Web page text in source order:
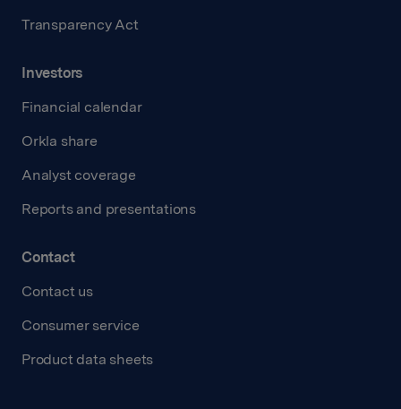
Transparency Act
Investors
Financial calendar
Orkla share
Analyst coverage
Reports and presentations
Contact
Contact us
Consumer service
Product data sheets